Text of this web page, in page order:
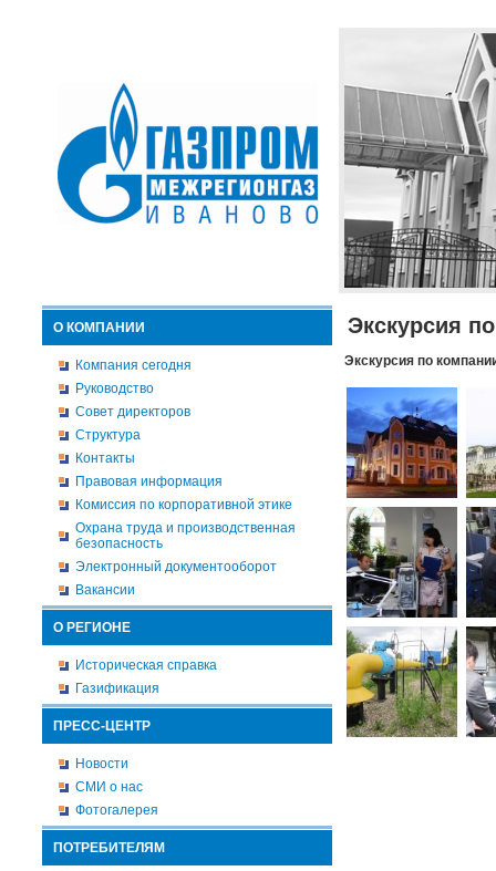
О КОМПАНИИ
Компания сегодня
Руководство
Совет директоров
Структура
Контакты
Правовая информация
Комиссия по корпоративной этике
Охрана труда и производственная
безопасность
Электронный документооборот
Вакансии
О РЕГИОНЕ
Историческая справка
Газификация
ПРЕСС-ЦЕНТР
Новости
СМИ о нас
Фотогалерея
ПОТРЕБИТЕЛЯМ
Экскурсия
Экскурсия по